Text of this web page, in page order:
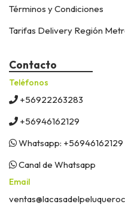
Términos y Condiciones
Tarifas Delivery Región
Contacto
Teléfonos
+56922263283
+56946162129
Whatsapp: +56946162129
Canal de Whatsapp
Email